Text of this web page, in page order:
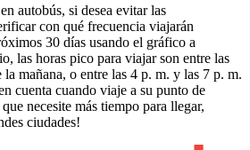
autobús, si desea evitar las
con qué frecuencia viajarán
30 días usando el gráfico a
las horas pico para viajar son entre las
mañana, o entre las 4 p. m. y las 7 p. m.
cuenta cuando viaje a su punto de
necesite más tiempo para llegar,
ciudades!